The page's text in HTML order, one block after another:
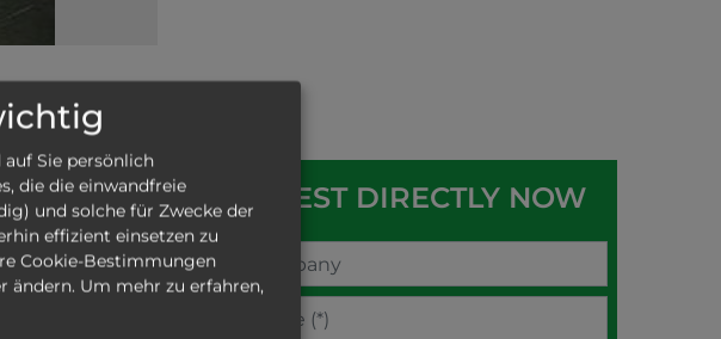
Sie persönlich
die die einwandfreie
und solche für Zwecke der
effizient einsetzen zu
Cookie-Bestimmungen
ändern. Um mehr zu erfahren,
machines
appointment
REQUEST DIRECTLY NOW